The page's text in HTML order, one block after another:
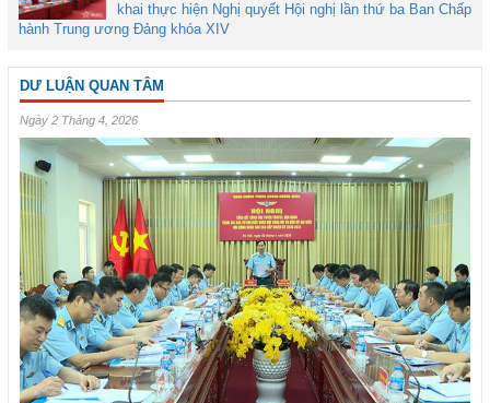
khai thực hiện Nghị quyết Hội nghị lần thứ ba Ban Chấp
hành Trung ương Đảng khóa XIV
DƯ LUẬN QUAN TÂM
Ngày 2 Tháng 4, 2026